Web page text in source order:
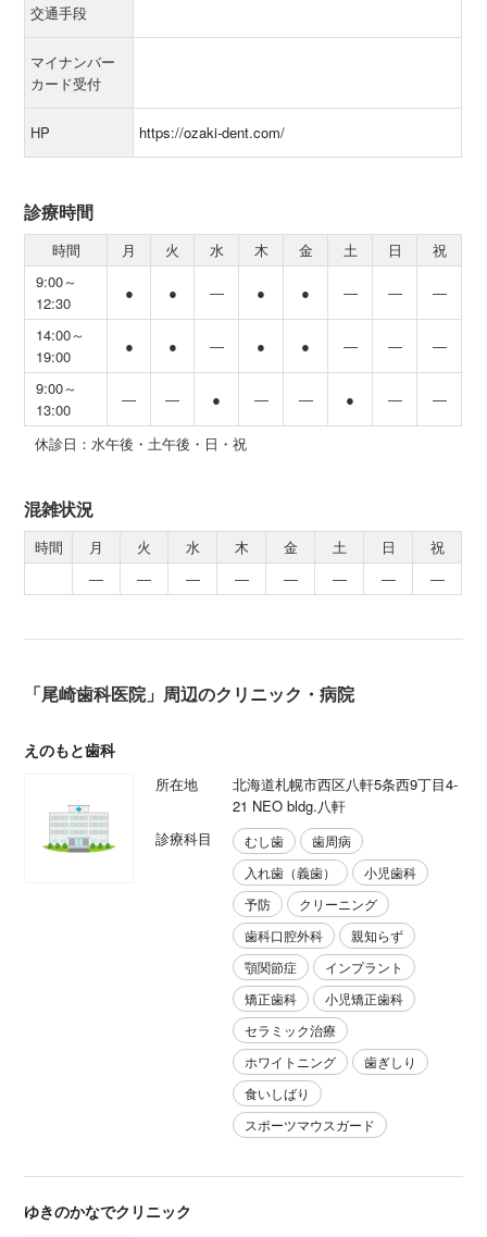
交通手段
マイナンバー
カード受付
HP https://ozaki-dent.com/
診療時間
時間 月 火 水 木 金 土 日
祝
9:00～
12:30
● ● ― ● ● ― ― ―
14:00～
19:00
● ● ― ● ● ― ― ―
9:00～
13:00
― ― ● ― ― ● ― ―
休診日：水午後・土午後・日・祝
混雑状況
時間 月 火 水 木 金 土 日
祝
―
― ― ― ― ― ― ―
「尾崎歯科医院」周辺のクリニック・病院
えのもと歯科
所在地
北海道札幌市西区八軒5条西9丁目4-
21 NEO bldg.八軒
診療科目
むし歯
歯周病
入れ歯（義歯）
小児歯科
予防
クリーニング
歯科口腔外科
親知らず
顎関節症
インプラント
矯正歯科
小児矯正歯科
セラミック治療
ホワイトニング
歯ぎしり
食いしばり
スポーツマウスガード
ゆきのかなでクリニック